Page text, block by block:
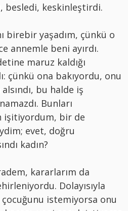
besledi, keskinleştirdi.
birebir yaşadım, çünkü o
annemle beni ayırdı.
maruz kaldığı
çünkü ona bakıyordu, onu
bu halde iş
Bunları
işitiyordum, bir de
evet, doğru
kadın?
kararlarım da
Dolayısıyla
istemiyorsa onu